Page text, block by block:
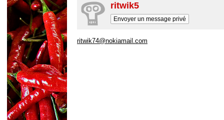
ritwik5
Envoyer un message privé
ritwik74@nokiamail.com